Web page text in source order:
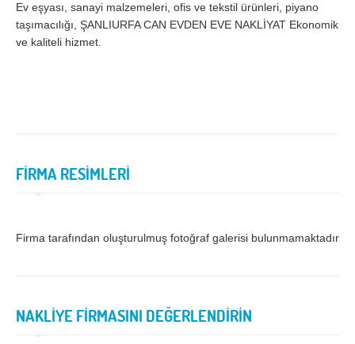
Ev eşyası, sanayi malzemeleri, ofis ve tekstil ürünleri, piyano
taşımacılığı, ŞANLIURFA CAN EVDEN EVE NAKLİYAT Ekonomik
ve kaliteli hizmet.
FİRMA RESİMLERİ
Firma tarafından oluşturulmuş fotoğraf galerisi bulunmamaktadır.
NAKLİYE FİRMASINI DEĞERLENDİRİN